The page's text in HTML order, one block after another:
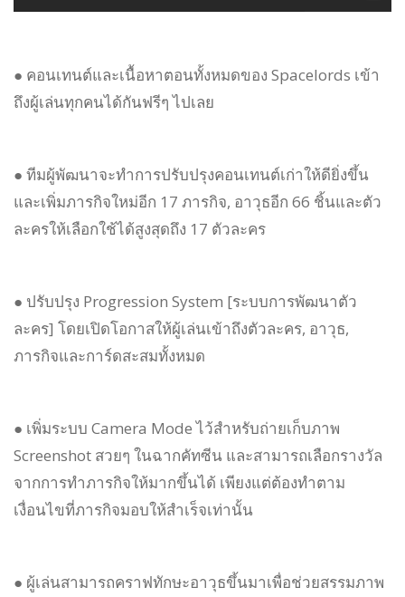
● คอนเทนต์และเนื้อหาตอนทั้งหมดของ Spacelords เข้า
ถึงผู้เล่นทุกคนได้กันฟรีๆ ไปเลย
● ทีมผู้พัฒนาจะทำการปรับปรุงคอนเทนต์เก่าให้ดียิ่งขึ้น
และเพิ่มภารกิจใหม่อีก 17 ภารกิจ, อาวุธอีก 66 ชิ้นและตัว
ละครให้เลือกใช้ได้สูงสุดถึง 17 ตัวละคร
● ปรับปรุง Progression System [ระบบการพัฒนาตัว
ละคร] โดยเปิดโอกาสให้ผู้เล่นเข้าถึงตัวละคร, อาวุธ,
ภารกิจและการ์ดสะสมทั้งหมด
● เพิ่มระบบ Camera Mode ไว้สำหรับถ่ายเก็บภาพ
Screenshot สวยๆ ในฉากคัทซีน และสามารถเลือกรางวัล
จากการทำภารกิจให้มากขึ้นได้ เพียงแต่ต้องทำตาม
เงื่อนไขที่ภารกิจมอบให้สำเร็จเท่านั้น
● ผู้เล่นสามารถคราฟทักษะอาวุธขึ้นมาเพื่อช่วยสรรมภาพ